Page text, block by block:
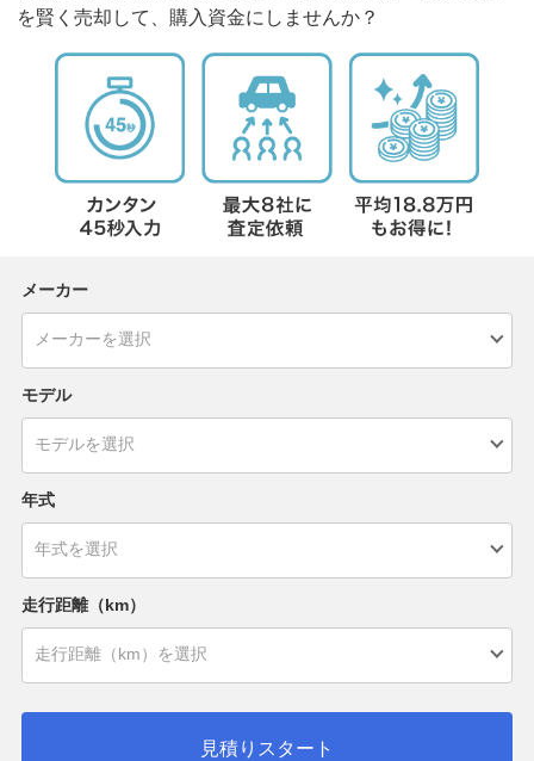
を賢く売却して、購入資金にしませんか？
メーカー
モデル
年式
走行距離（km）
見積りスタート